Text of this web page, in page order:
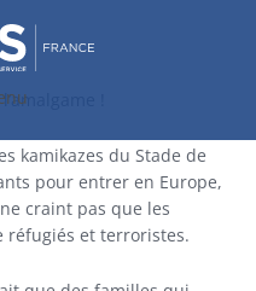
!
kamikazes du Stade de
pour entrer en Europe,
craint pas que les
réfugiés et terroristes.